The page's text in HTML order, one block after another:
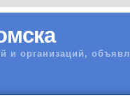
и организаций,